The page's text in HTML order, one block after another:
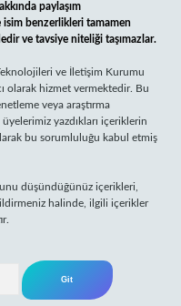
paylaşım
isim benzerlikleri tamamen
ve tavsiye niteliği taşımazlar.
ve İletişim Kurumu
olarak hizmet vermektedir. Bu
veya araştırma
yazdıkları içeriklerin
bu sorumluluğu kabul etmiş
düşündüğünüz içerikleri,
halinde, ilgili içerikler